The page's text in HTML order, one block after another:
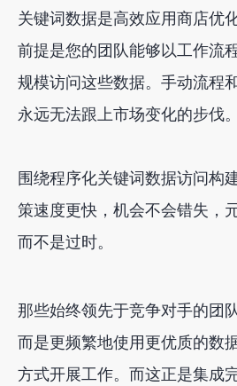
关键词数据是高效应用商店优
前提是您的团队能够以工作流
规模访问这些数据。手动流程
永远无法跟上市场变化的步伐。
围绕程序化关键词数据访问构
策速度更快，机会不会错失，
而不是过时。
那些始终领先于竞争对手的团
而是更频繁地使用更优质的数
方式开展工作。而这正是集成